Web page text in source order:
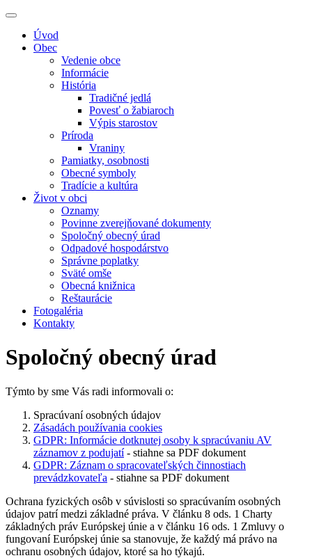
Úvod
Obec
Vedenie obce
Informácie
História
Tradičné jedlá
Povesť o žabiaroch
Výpis starostov
Príroda
Vraniny
Pamiatky, osobnosti
Obecné symboly
Tradície a kultúra
Život v obci
Oznamy
Povinne zverejňované dokumenty
Spoločný obecný úrad
Odpadové hospodárstvo
Správne poplatky
Sväté omše
Obecná knižnica
Reštaurácie
Fotogaléria
Kontakty
Spoločný obecný úrad
Týmto by sme Vás radi informovali o:
Spracúvaní osobných údajov
Zásadách používania cookies
GDPR: Informácie dotknutej osoby k spracúvaniu AV
záznamov z podujatí- stiahne sa PDF dokument
GDPR: Záznam o spracovateľských činnostiach
prevádzkovateľa - stiahne sa PDF dokument
Ochrana fyzických osôb v súvislosti so spracúvaním osobných
údajov patrí medzi základné práva. V článku 8 ods. 1 Charty
základných práv Európskej únie a v článku 16 ods. 1 Zmluvy o
fungovaní Európskej únie sa stanovuje, že každý má právo na
ochranu osobných údajov, ktoré sa ho týkajú.